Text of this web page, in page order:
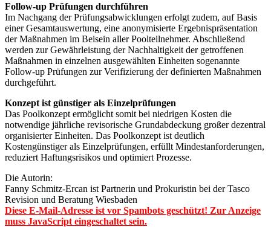
Follow-up Prüfungen durchführen
Im Nachgang der Prüfungsabwicklungen erfolgt zudem, auf Basis
einer Gesamtauswertung, eine anonymisierte Ergebnispräsentation
der Maßnahmen im Beisein aller Poolteilnehmer. Abschließend
werden zur Gewährleistung der Nachhaltigkeit der getroffenen
Maßnahmen in einzelnen ausgewählten Einheiten sogenannte
Follow-up Prüfungen zur Verifizierung der definierten Maßnahmen
durchgeführt.
Konzept ist günstiger als Einzelprüfungen
Das Poolkonzept ermöglicht somit bei niedrigen Kosten die
notwendige jährliche revisorische Grundabdeckung großer dezentral
organisierter Einheiten. Das Poolkonzept ist deutlich
Kostengünstiger als Einzelprüfungen, erfüllt Mindestanforderungen,
reduziert Haftungsrisikos und optimiert Prozesse.
Die Autorin:
Fanny Schmitz-Ercan ist Partnerin und Prokuristin bei der Tasco
Revision und Beratung Wiesbaden
Diese E-Mail-Adresse ist vor Spambots geschützt! Zur Anzeige
muss JavaScript eingeschaltet sein.